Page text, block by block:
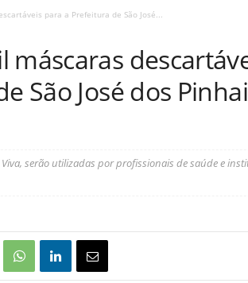
para a Prefeitura de São José...
máscaras
São José dos
serão utilizadas por profissionais de saúde e